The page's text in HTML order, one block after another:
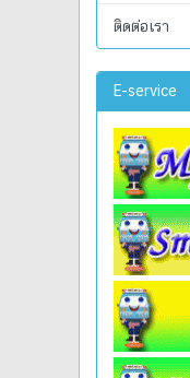
ติดต่อเรา
E-service